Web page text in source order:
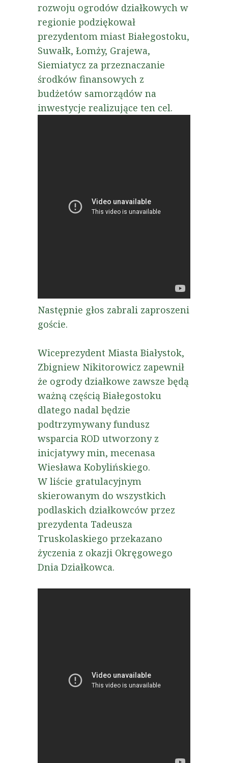
rozwoju ogrodów działkowych w
regionie podziękował
prezydentom miast Białegostoku,
Suwałk, Łomży, Grajewa,
Siemiatycz za przeznaczanie
środków finansowych z
budżetów samorządów na
inwestycje realizujące ten cel.
Następnie głos zabrali zaproszeni
goście.
Wiceprezydent Miasta Białystok,
Zbigniew Nikitorowicz zapewnił
że ogrody działkowe zawsze będą
ważną częścią Białegostoku
dlatego nadal będzie
podtrzymywany fundusz
wsparcia ROD utworzony z
inicjatywy min, mecenasa
Wiesława Kobylińskiego.
W liście gratulacyjnym
skierowanym do wszystkich
podlaskich działkowców przez
prezydenta Tadeusza
Truskolaskiego przekazano
życzenia z okazji Okręgowego
Dnia Działkowca.